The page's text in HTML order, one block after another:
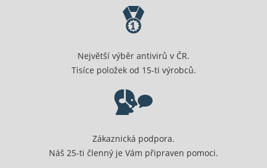
Největší výběr antivirů v ČR.
Tisíce položek od 15-ti výrobců.
Zákaznická podpora.
Náš 25-ti členný je Vám připraven pomoci.